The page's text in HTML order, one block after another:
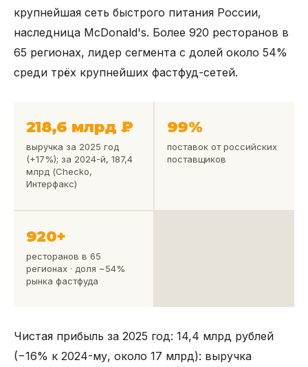
крупнейшая сеть быстрого питания России,
наследница McDonald's. Более 920 ресторанов в
65 регионах, лидер сегмента с долей около 54%
среди трёх крупнейших фастфуд-сетей.
218,6 млрд ₽
выручка за 2025 год
(+17%); за 2024-й, 187,4
млрд (Checko,
Интерфакс)
99%
поставок от российских
поставщиков
920+
ресторанов в 65
регионах · доля ~54%
рынка фастфуда
Чистая прибыль за 2025 год: 14,4 млрд рублей
(−16% к 2024-му, около 17 млрд): выручка